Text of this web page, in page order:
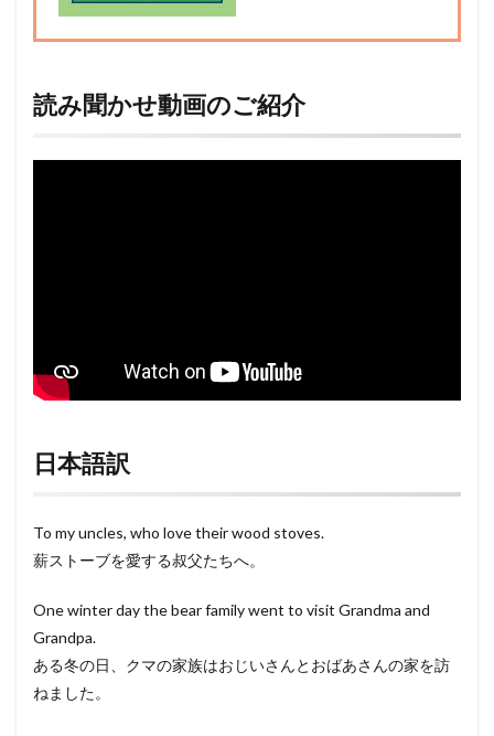
読み聞かせ動画のご紹介
日本語訳
To my uncles, who love their wood stoves.
薪ストーブを愛する叔父たちへ。
One winter day the bear family went to visit Grandma and
Grandpa.
ある冬の日、クマの家族はおじいさんとおばあさんの家を訪
ねました。